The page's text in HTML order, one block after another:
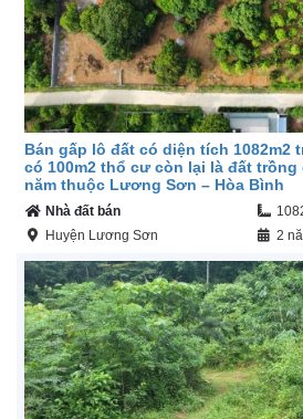
Bán gấp lô đất có diện tích 1082m2
có 100m2 thổ cư còn lại là đất trồng
năm thuộc Lương Sơn – Hòa Bình
Nhà đất bán
Huyện Lương Sơn 2